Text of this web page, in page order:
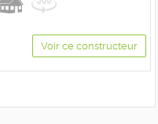
Voir ce constructeur